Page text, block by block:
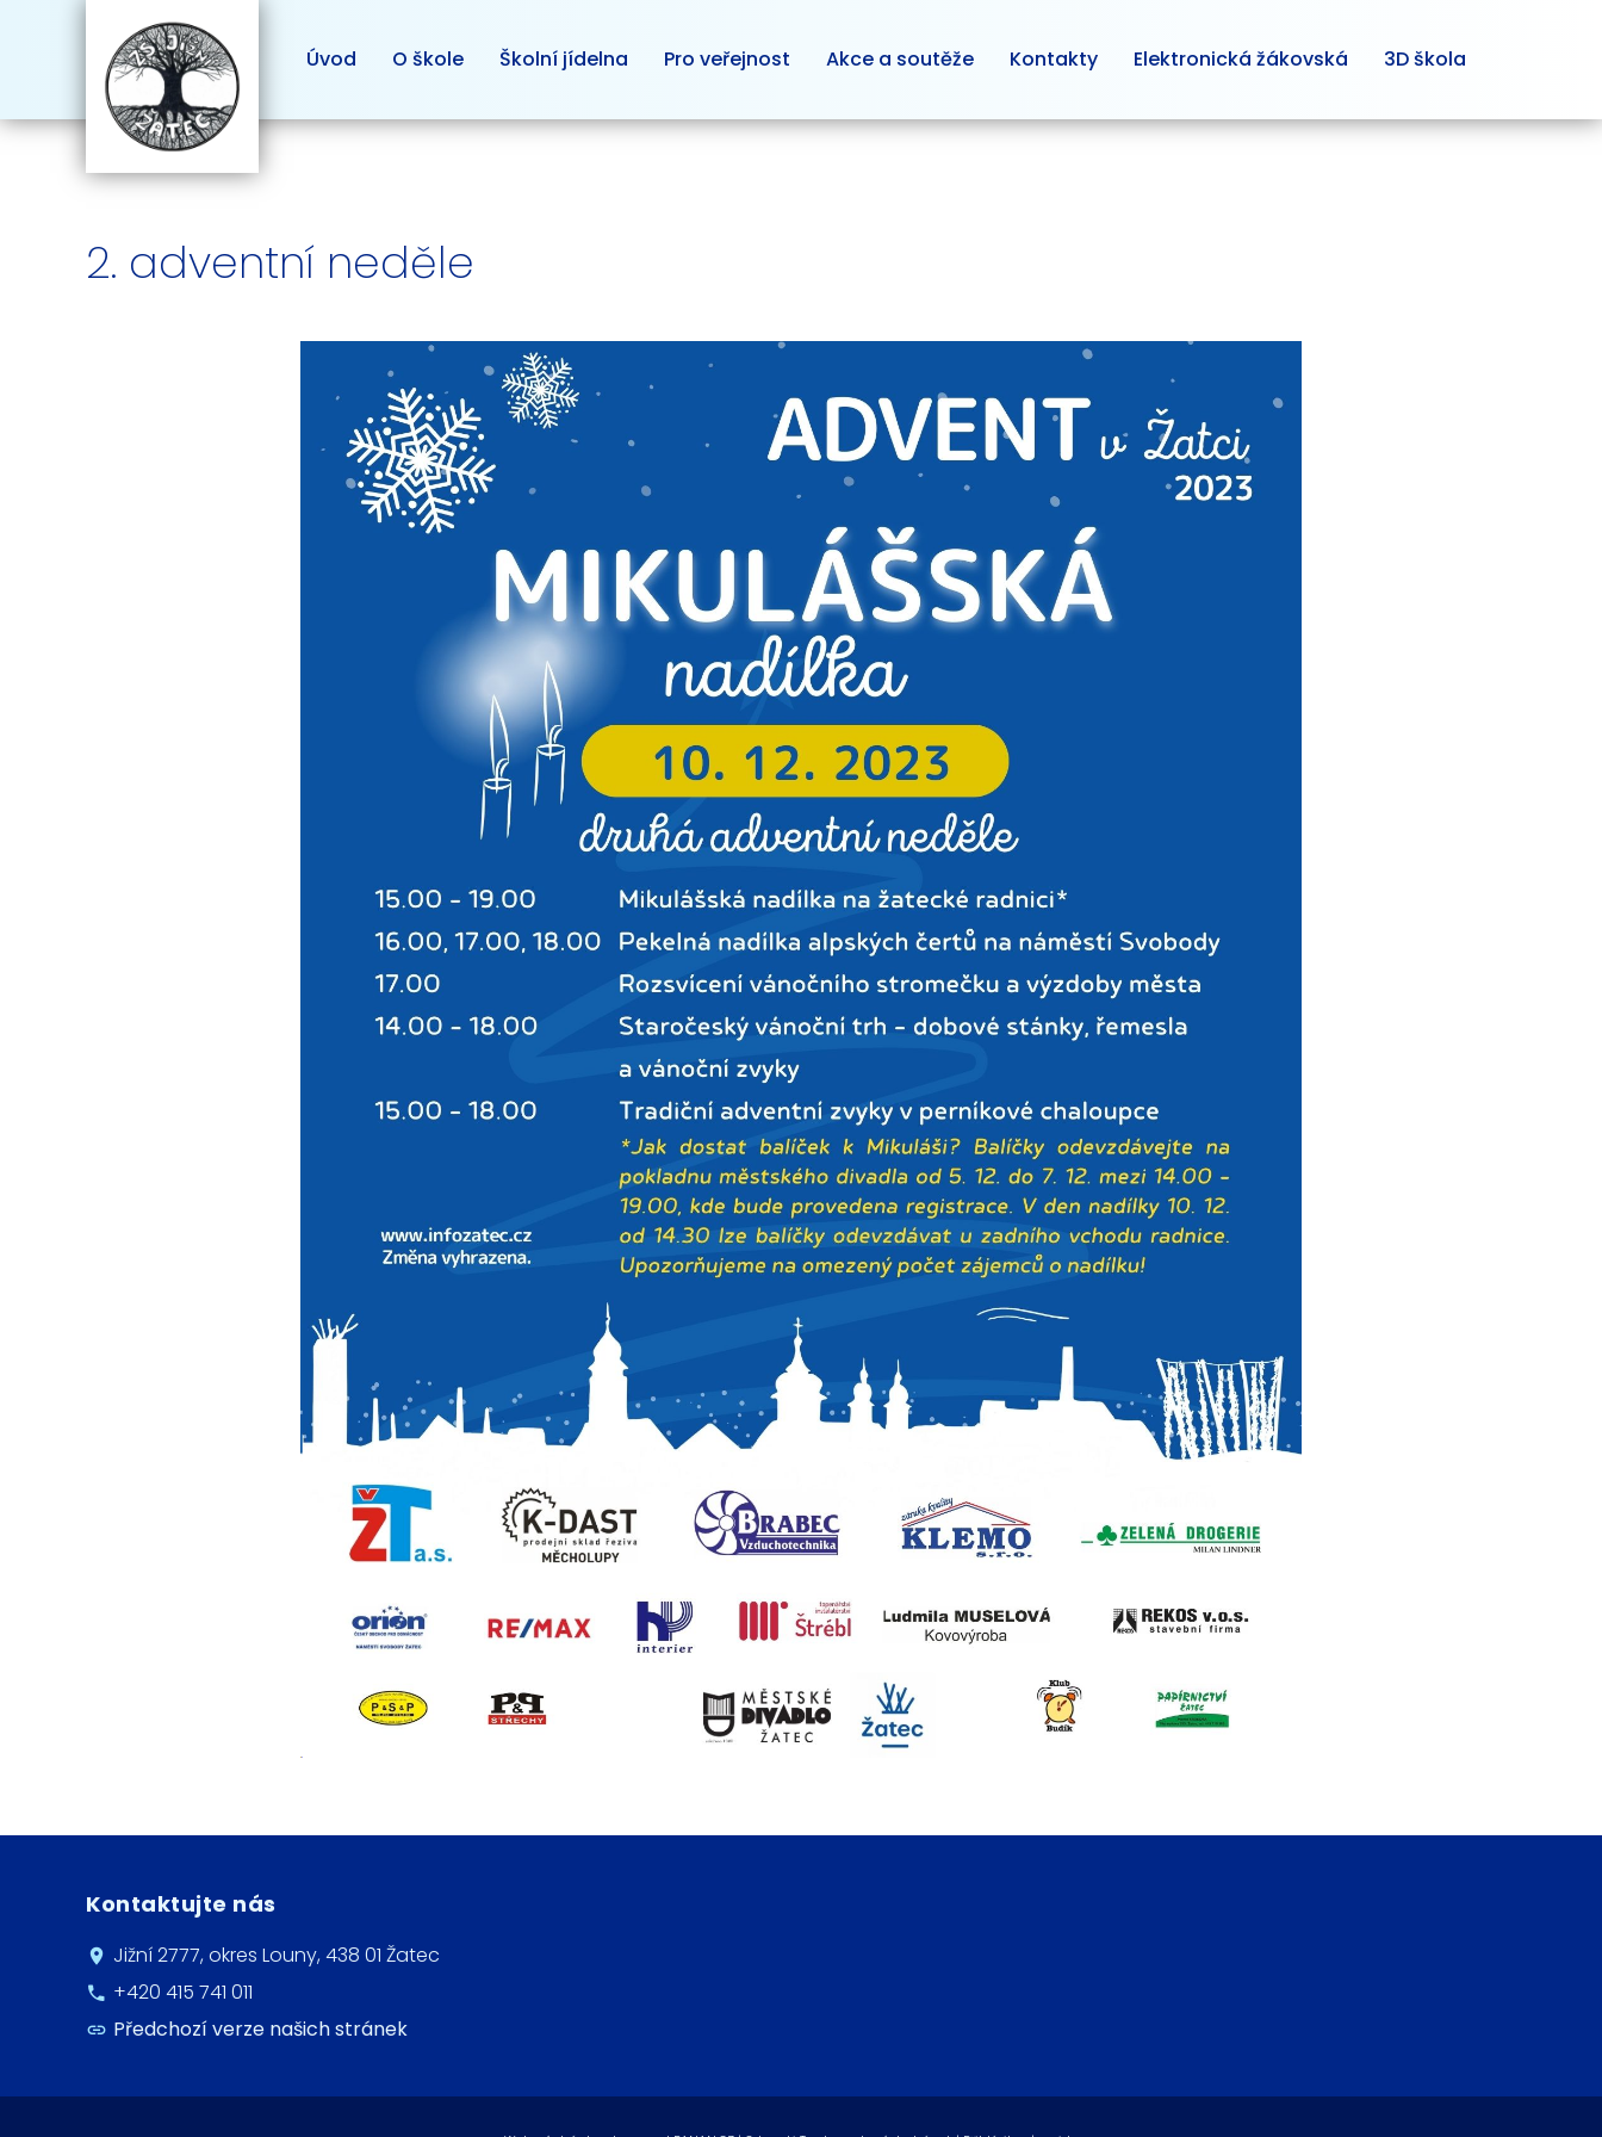
Úvod O škole Školní jídelna Pro veřejnost Akce a soutěže Kontakty Elektronická žákovská 3D škola
2. adventní neděle
Kontaktujte nás
Jižní 2777, okres Louny, 438 01 Žatec
+420 415 741 011
Předchozí verze našich stránek